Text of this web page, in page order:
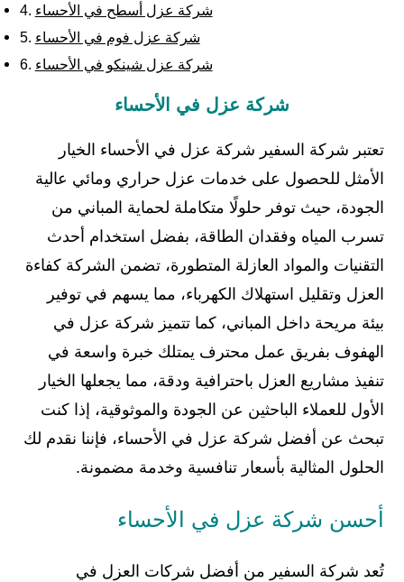
شركة عزل أسطح في الأحساء
شركة عزل فوم في الأحساء
شركة عزل شينكو في الأحساء
شركة عزل في الأحساء
تعتبر شركة السفير شركة عزل في الأحساء الخيار
الأمثل للحصول على خدمات عزل حراري ومائي عالية
الجودة، حيث توفر حلولًا متكاملة لحماية المباني من
تسرب المياه وفقدان الطاقة، بفضل استخدام أحدث
التقنيات والمواد العازلة المتطورة، تضمن الشركة كفاءة
العزل وتقليل استهلاك الكهرباء، مما يسهم في توفير
بيئة مريحة داخل المباني، كما تتميز شركة عزل في
الهفوف بفريق عمل محترف يمتلك خبرة واسعة في
تنفيذ مشاريع العزل باحترافية ودقة، مما يجعلها الخيار
الأول للعملاء الباحثين عن الجودة والموثوقية، إذا كنت
تبحث عن أفضل شركة عزل في الأحساء، فإننا نقدم لك
الحلول المثالية بأسعار تنافسية وخدمة مضمونة.
أحسن شركة عزل في الأحساء
تُعد شركة السفير من أفضل شركات العزل في